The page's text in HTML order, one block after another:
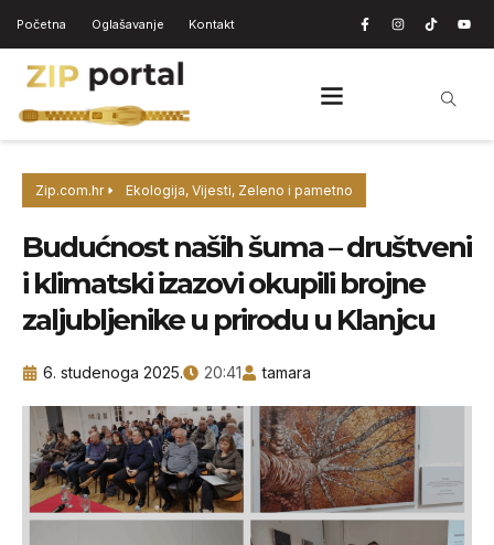
Početna Oglašavanje Kontakt
Zip.com.hr Ekologija, Vijesti, Zeleno i pametno
Budućnost naših šuma – društveni
i klimatski izazovi okupili brojne
zaljubljenike u prirodu u Klanjcu
6. studenoga 2025. 20:41 tamara